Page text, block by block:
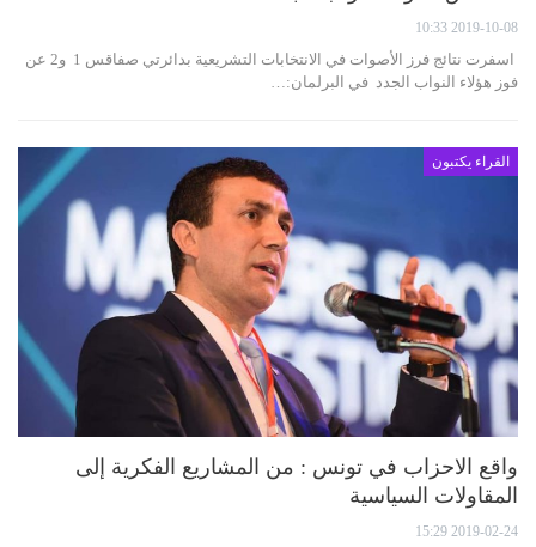
2019-10-08 10:33
اسفرت نتائج فرز الأصوات في الانتخابات التشريعية بدائرتي صفاقس 1 و2 عن
فوز هؤلاء النواب الجدد في البرلمان:…
القراء يكتبون
واقع الاحزاب في تونس : من المشاريع الفكرية إلى
المقاولات السياسية
2019-02-24 15:29